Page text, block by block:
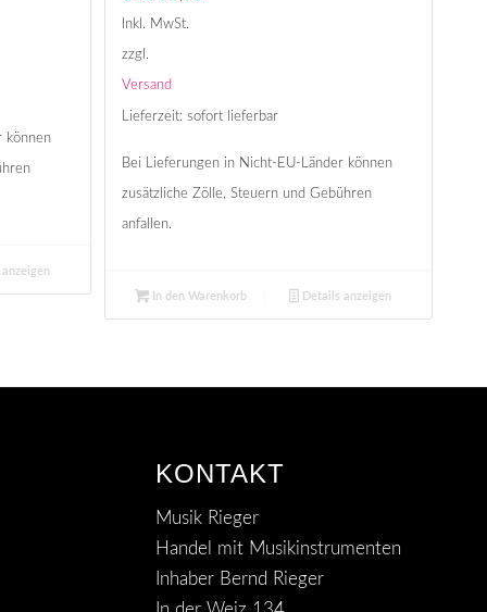
können
Inkl. MwSt.
zzgl.
Versand
Lieferzeit: sofort lieferbar
Bei Lieferungen in Nicht-EU-Länder können
zusätzliche Zölle, Steuern und Gebühren
anfallen.
In den Warenkorb Details anzeigen
KONTAKT
Musik Rieger
Handel mit Musikinstrumenten
Inhaber Bernd Rieger